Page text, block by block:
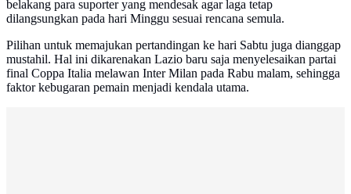
belakang para suporter yang mendesak agar laga tetap
dilangsungkan pada hari Minggu sesuai rencana semula.
Pilihan untuk memajukan pertandingan ke hari Sabtu juga dianggap
mustahil. Hal ini dikarenakan Lazio baru saja menyelesaikan partai
final Coppa Italia melawan Inter Milan pada Rabu malam, sehingga
faktor kebugaran pemain menjadi kendala utama.